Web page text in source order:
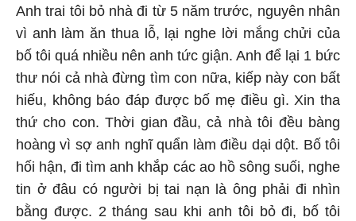
Anh trai tôi bỏ nhà đi từ 5 năm trước, nguyên nhân
vì anh làm ăn thua lỗ, lại nghe lời mắng chửi của
bố tôi quá nhiều nên anh tức giận. Anh để lại 1 bức
thư nói cả nhà đừng tìm con nữa, kiếp này con bất
hiếu, không báo đáp được bố mẹ điều gì. Xin tha
thứ cho con. Thời gian đầu, cả nhà tôi đều bàng
hoàng vì sợ anh nghĩ quẩn làm điều dại dột. Bố tôi
hối hận, đi tìm anh khắp các ao hồ sông suối, nghe
tin ở đâu có người bị tai nạn là ông phải đi nhìn
bằng được. 2 tháng sau khi anh tôi bỏ đi, bố tôi